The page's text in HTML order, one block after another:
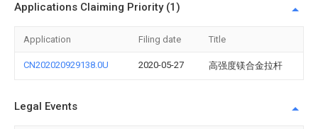
Applications Claiming Priority (1)
Application Filing date Title
CN202020929138.0U 2020-05-27 高强度镁合金拉杆
Legal Events